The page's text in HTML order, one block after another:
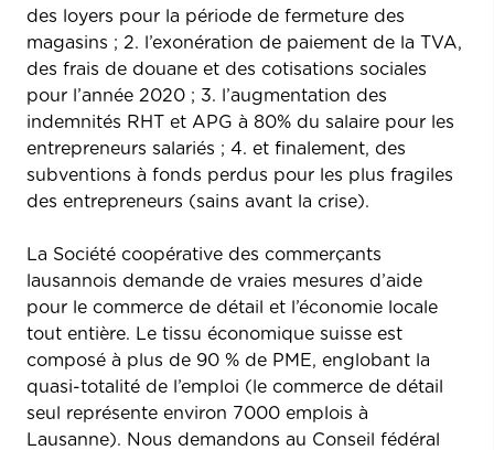
des loyers pour la période de fermeture des
magasins ; 2. l’exonération de paiement de la TVA,
des frais de douane et des cotisations sociales
pour l’année 2020 ; 3. l’augmentation des
indemnités RHT et APG à 80% du salaire pour les
entrepreneurs salariés ; 4. et finalement, des
subventions à fonds perdus pour les plus fragiles
des entrepreneurs (sains avant la crise).
La Société coopérative des commerçants
lausannois demande de vraies mesures d’aide
pour le commerce de détail et l’économie locale
tout entière. Le tissu économique suisse est
composé à plus de 90 % de PME, englobant la
quasi-totalité de l’emploi (le commerce de détail
seul représente environ 7000 emplois à
Lausanne). Nous demandons au Conseil fédéral